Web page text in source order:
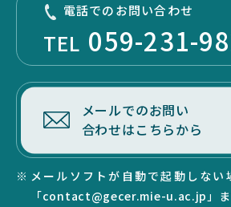
電話でのお問い合わせ
TEL 059-231-
メールでのお問い
合わせはこちらから
メールソフトが自動で起動しない
「contact@gecer.mie-u.ac.jp」